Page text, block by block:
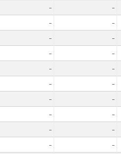
- -
- -
- -
- -
- -
- -
- -
- -
- -
- -